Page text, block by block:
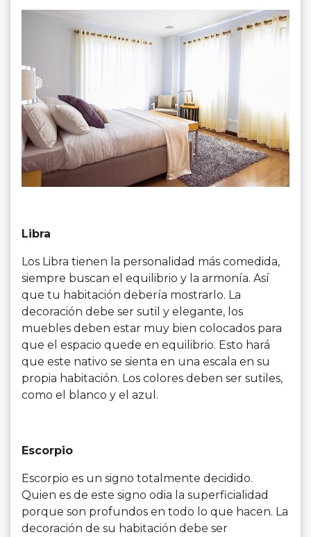
Libra
Los Libra tienen la personalidad más comedida,
siempre buscan el equilibrio y la armonía. Así
que tu habitación debería mostrarlo. La
decoración debe ser sutil y elegante, los
muebles deben estar muy bien colocados para
que el espacio quede en equilibrio. Esto hará
que este nativo se sienta en una escala en su
propia habitación. Los colores deben ser sutiles,
como el blanco y el azul.
Escorpio
Escorpio es un signo totalmente decidido.
Quien es de este signo odia la superficialidad
porque son profundos en todo lo que hacen. La
decoración de su habitación debe ser